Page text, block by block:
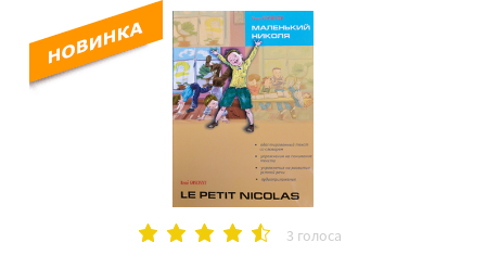
3 голоса